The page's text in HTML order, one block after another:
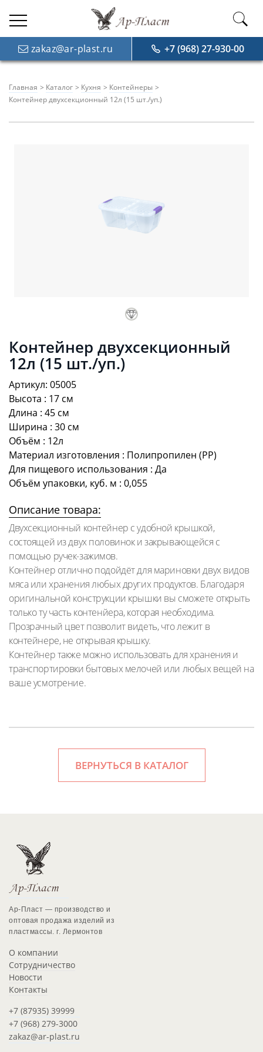
zakaz@ar-plast.ru +7 (968) 27-930-00
Главная Каталог Кухня
Контейнеры
Контейнер двухсекционный 12л (15 шт./уп.)
Контейнер двухсекционный
12л (15 шт./уп.)
Артикул: 05005
Высота : 17 см
Длина : 45 см
Ширина : 30 см
Объём : 12л
Материал изготовления : Полипропилен (PP)
Для пищевого использования : Да
Объём упаковки, куб. м : 0,055
Описание товара:
Двухсекционный контейнер с удобной крышкой,
состоящей из двух половинок и закрывающейся с
помощью ручек-зажимов.
Контейнер отлично подойдёт для мариновки двух видов
мяса или хранения любых других продуктов. Благодаря
оригинальной конструкции крышки вы сможете открыть
только ту часть контенйера, которая необходима.
Прозрачный цвет позволит видеть, что лежит в
контейнере, не открывая крышку.
Контейнер также можно использовать для хранения и
транспортировки бытовых мелочей или любых вещей на
ваше усмотрение.
ВЕРНУТЬСЯ В КАТАЛОГ
Ар-Пласт — производство и
оптовая продажа изделий из
пластмассы. г. Лермонтов
О компании
Сотрудничество
Новости
Контакты
+7 (87935) 39999
+7 (968) 279-3000
zakaz@ar-plast.ru